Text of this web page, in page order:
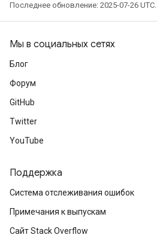
Последнее обновление: 2025-07-26 UTC.
Мы в социальных сетях
Блог
Форум
GitHub
Twitter
YouTube
Поддержка
Система отслеживания ошибок
Примечания к выпускам
Сайт Stack Overflow